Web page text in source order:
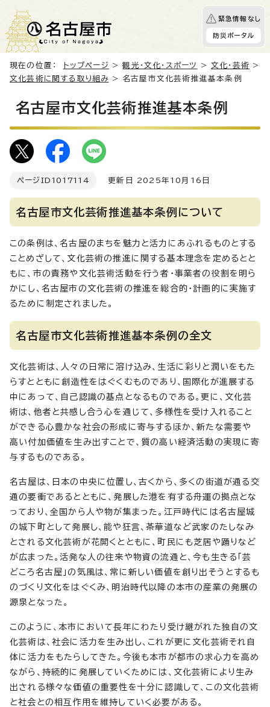
緊急情報なし
防災ポータル
現在の位置： トップページ >観光・文化・スポーツ >文化・芸術 >
文化芸術に関する取り組み > 名古屋市文化芸術推進基本条例
名古屋市文化芸術推進基本条例
ページID 1017114 更新日 2025年10月16日
名古屋市文化芸術推進基本条例について
この条例は、名古屋のまちを魅力と活力にあふれるものとする
ことめざして、文化芸術の推進に関する基本理念を定めるとと
もに、市の責務や文化芸術活動を行う者・事業者の役割を明ら
かにし、名古屋市の文化芸術の推進を総合的・計画的に実施す
るために制定されました。
名古屋市文化芸術推進基本条例の全文
文化芸術は、人々の日常に溶け込み、生活に彩りと潤いをもた
らすとともに創造性をはぐくむものであり、国際化が進展する
中にあって、自己認識の基点となるものである。更に、文化芸
術は、他者と共感し合う心を通じて、多様性を受け入れること
ができる心豊かな社会の形成に寄与するほか、新たな需要や
高い付加価値を生み出すことで、質の高い経済活動の実現に寄
与するものである。
名古屋は、日本の中央に位置し、古くから、多くの街道が通る交
通の要衝であるとともに、発展した港を有する舟運の拠点とな
っており、全国から人や物が集まった。江戸時代には名古屋城
の城下町として発展し、能や狂言、茶華道など武家のたしなみ
とされる文化芸術が花開くとともに、町民にも芝居や踊りなど
が広まった。活発な人の往来や物資の流通と、今も生きる「芸
どころ名古屋」の気風は、常に新しい価値を創り出そうとするも
のづくり文化をはぐくみ、明治時代以降の本市の産業の発展の
源泉となった。
このように、本市において長年にわたり受け継がれた独自の文
化芸術は、社会に活力を生み出し、これが更に文化芸術それ自
体に活力をもたらしてきた。今後も本市が都市の求心力を高め
ながら、持続的に発展していくためには、文化芸術により生み
出される様々な価値の重要性を十分に認識して、この文化芸術
と社会との相互作用を維持していく必要がある。